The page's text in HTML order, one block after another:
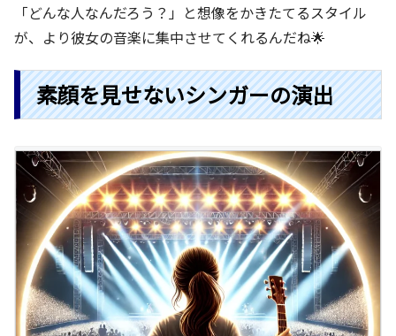
「どんな人なんだろう？」と想像をかきたてるスタイル
が、より彼女の音楽に集中させてくれるんだね🌟
素顔を見せないシンガーの演出